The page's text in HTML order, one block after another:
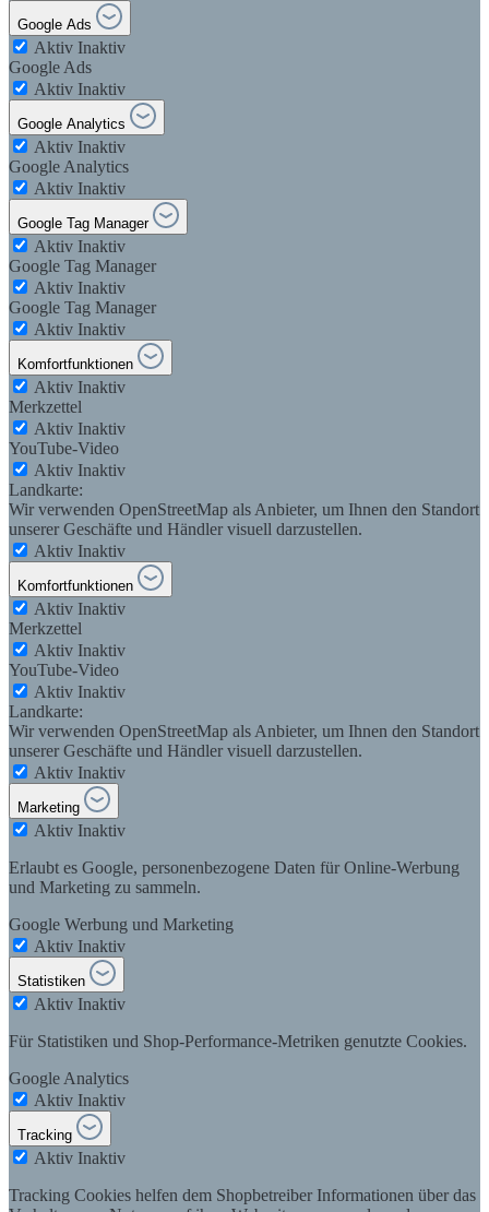
Google Ads
Aktiv Inaktiv
Google Ads
Aktiv Inaktiv
Google Analytics
Aktiv Inaktiv
Google Analytics
Aktiv Inaktiv
Google Tag Manager
Aktiv Inaktiv
Google Tag Manager
Aktiv Inaktiv
Google Tag Manager
Aktiv Inaktiv
Komfortfunktionen
Aktiv Inaktiv
Merkzettel
Aktiv Inaktiv
YouTube-Video
Aktiv Inaktiv
Landkarte:
Wir verwenden OpenStreetMap als Anbieter, um Ihnen den Standort
unserer Geschäfte und Händler visuell darzustellen.
Aktiv Inaktiv
Komfortfunktionen
Aktiv Inaktiv
Merkzettel
Aktiv Inaktiv
YouTube-Video
Aktiv Inaktiv
Landkarte:
Wir verwenden OpenStreetMap als Anbieter, um Ihnen den Standort
unserer Geschäfte und Händler visuell darzustellen.
Aktiv Inaktiv
Marketing
Aktiv Inaktiv
Erlaubt es Google, personenbezogene Daten für Online-Werbung
und Marketing zu sammeln.
Google Werbung und Marketing
Aktiv Inaktiv
Statistiken
Aktiv Inaktiv
Für Statistiken und Shop-Performance-Metriken genutzte Cookies.
Google Analytics
Aktiv Inaktiv
Tracking
Aktiv Inaktiv
Tracking Cookies helfen dem Shopbetreiber Informationen über das